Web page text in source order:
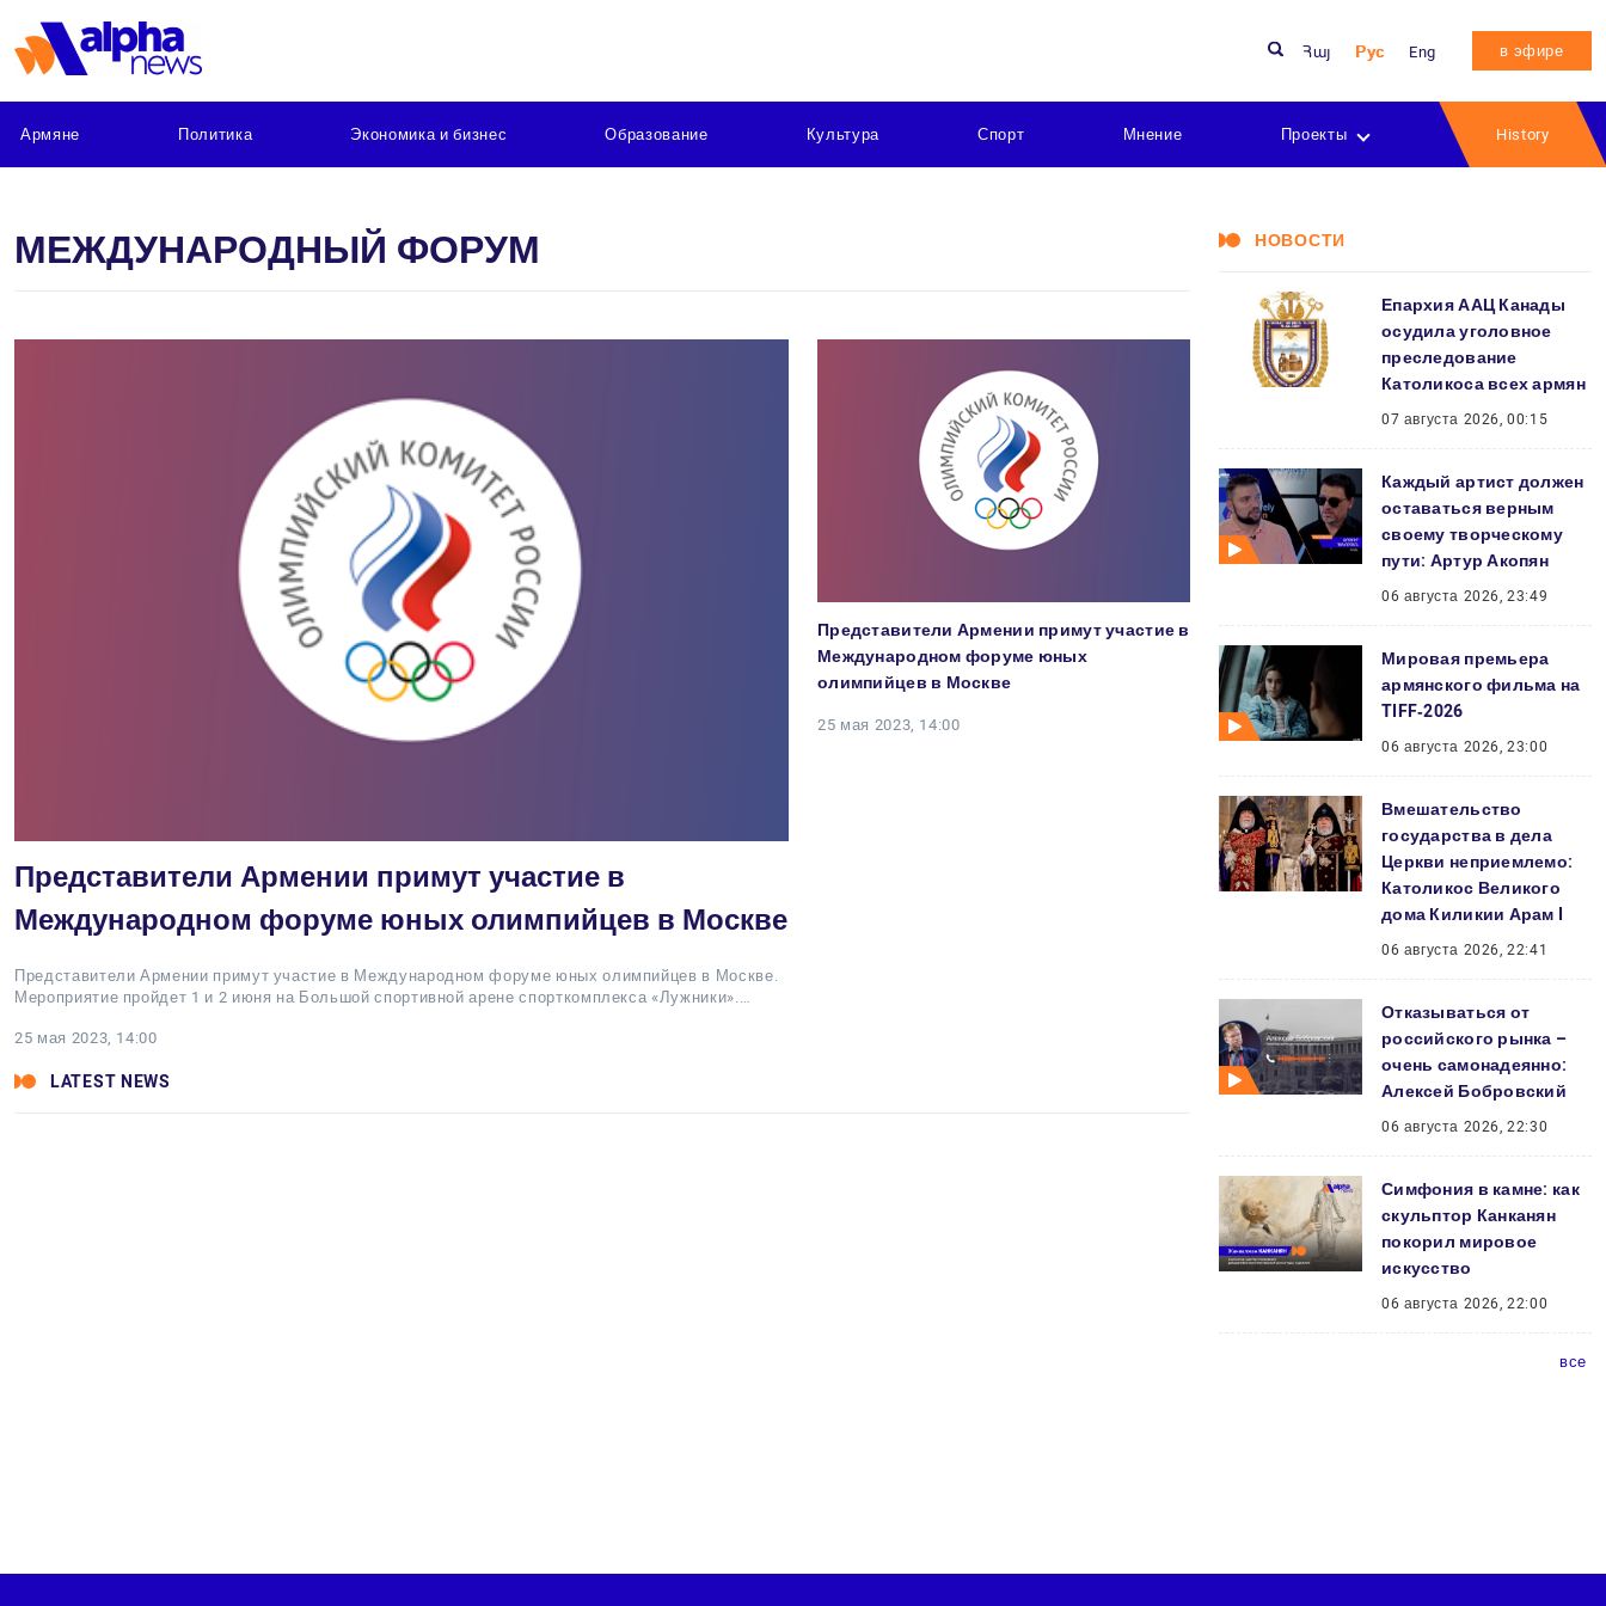
Հայ Рус Eng в эфире
Армяне Политика Экономика и бизнес Образование Культура Спорт Мнение Проекты History
МЕЖДУНАРОДНЫЙ ФОРУМ
Представители Армении примут участие в
Международном форуме юных олимпийцев в Москве
Представители Армении примут участие в Международном форуме юных олимпийцев в Москве.
Мероприятие пройдет 1 и 2 июня на Большой спортивной арене спорткомплекса «Лужники».…
25 мая 2023, 14:00
Представители Армении примут участие в
Международном форуме юных
олимпийцев в Москве
25 мая 2023, 14:00
LATEST NEWS
НОВОСТИ
Епархия ААЦ Канады
осудила уголовное
преследование
Католикоса всех армян
07 августа 2026, 00:15
Каждый артист должен
оставаться верным
своему творческому
пути: Артур Акопян
06 августа 2026, 23:49
Мировая премьера
армянского фильма на
TIFF‑2026
06 августа 2026, 23:00
Вмешательство
государства в дела
Церкви неприемлемо:
Католикос Великого
дома Киликии Арам I
06 августа 2026, 22:41
Отказываться от
российского рынка –
очень самонадеянно:
Алексей Бобровский
06 августа 2026, 22:30
Симфония в камне: как
скульптор Канканян
покорил мировое
искусство
06 августа 2026, 22:00
все